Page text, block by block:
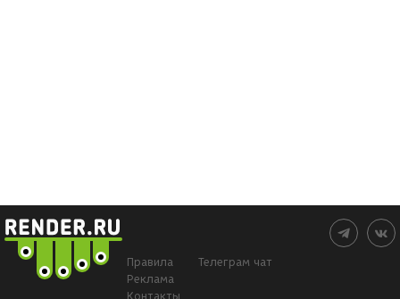
Правила
Реклама
Контакты
Телеграм чат